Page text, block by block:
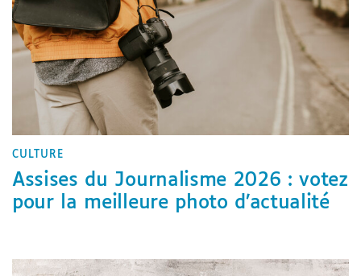
CULTURE
Assises du Journalisme 2026 : votez
pour la meilleure photo d’actualité